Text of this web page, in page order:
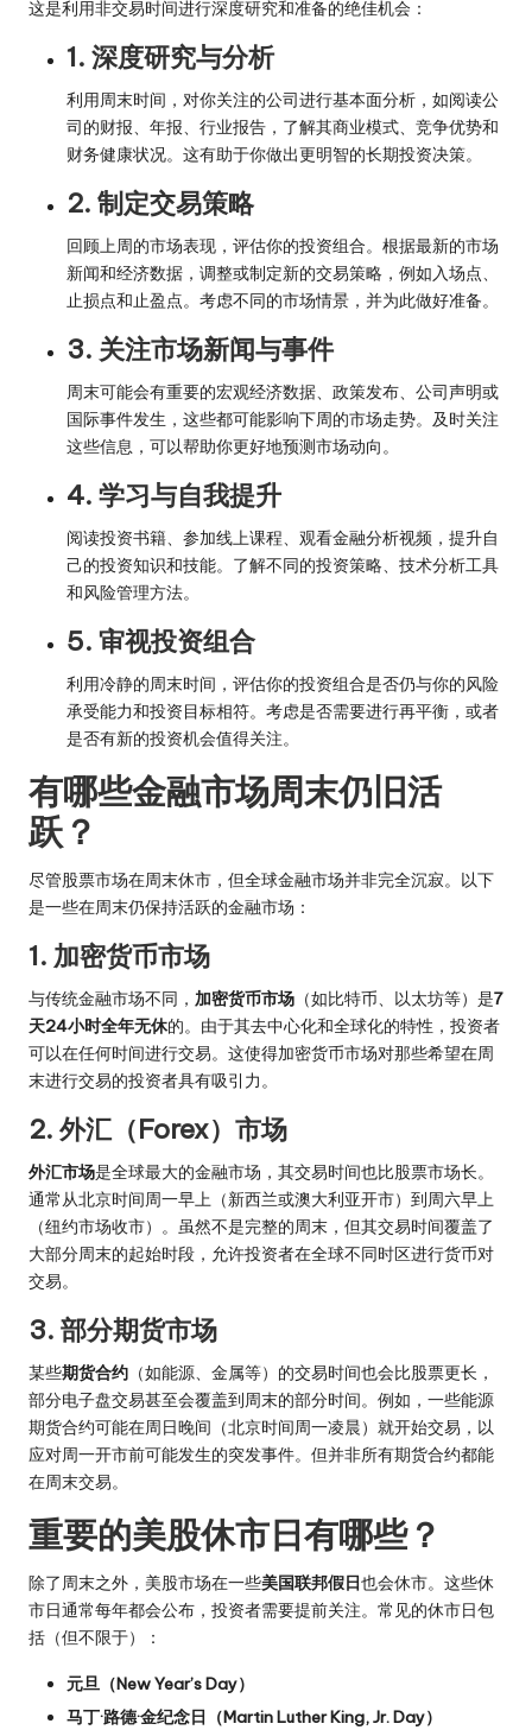
这是利用非交易时间进行深度研究和准备的绝佳机会：
1. 深度研究与分析
利用周末时间，对你关注的公司进行基本面分析，如阅读公
司的财报、年报、行业报告，了解其商业模式、竞争优势和
财务健康状况。这有助于你做出更明智的长期投资决策。
2. 制定交易策略
回顾上周的市场表现，评估你的投资组合。根据最新的市场
新闻和经济数据，调整或制定新的交易策略，例如入场点、
止损点和止盈点。考虑不同的市场情景，并为此做好准备。
3. 关注市场新闻与事件
周末可能会有重要的宏观经济数据、政策发布、公司声明或
国际事件发生，这些都可能影响下周的市场走势。及时关注
这些信息，可以帮助你更好地预测市场动向。
4. 学习与自我提升
阅读投资书籍、参加线上课程、观看金融分析视频，提升自
己的投资知识和技能。了解不同的投资策略、技术分析工具
和风险管理方法。
5. 审视投资组合
利用冷静的周末时间，评估你的投资组合是否仍与你的风险
承受能力和投资目标相符。考虑是否需要进行再平衡，或者
是否有新的投资机会值得关注。
有哪些金融市场周末仍旧活
跃？
尽管股票市场在周末休市，但全球金融市场并非完全沉寂。以下
是一些在周末仍保持活跃的金融市场：
1. 加密货币市场
与传统金融市场不同， 加密货币市场 （如比特币、以太坊等）是7
天24小时全年无休的。由于其去中心化和全球化的特性，投资者
可以在任何时间进行交易。这使得加密货币市场对那些希望在周
末进行交易的投资者具有吸引力。
2. 外汇（Forex）市场
外汇市场是全球最大的金融市场，其交易时间也比股票市场长。
通常从北京时间周一早上（新西兰或澳大利亚开市）到周六早上
（纽约市场收市）。虽然不是完整的周末，但其交易时间覆盖了
大部分周末的起始时段，允许投资者在全球不同时区进行货币对
交易。
3. 部分期货市场
某些期货合约 （如能源、金属等）的交易时间也会比股票更长，
部分电子盘交易甚至会覆盖到周末的部分时间。例如，一些能源
期货合约可能在周日晚间（北京时间周一凌晨）就开始交易，以
应对周一开市前可能发生的突发事件。但并非所有期货合约都能
在周末交易。
重要的美股休市日有哪些？
除了周末之外，美股市场在一些美国联邦假日也会休市。这些休
市日通常每年都会公布，投资者需要提前关注。常见的休市日包
括（但不限于）：
元旦（New Year’s Day）
马丁·路德·金纪念日（Martin Luther King, Jr. Day）